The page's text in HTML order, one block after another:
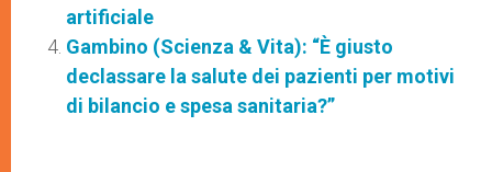
artificiale
Gambino (Scienza & Vita): “È giusto
declassare la salute dei pazienti per motivi
di bilancio e spesa sanitaria?”